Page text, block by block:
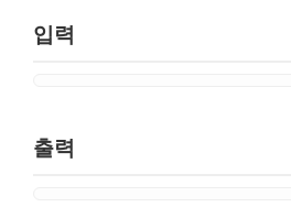
입력
출력